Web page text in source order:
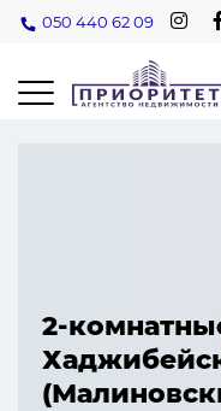
050 440 62 09
2-